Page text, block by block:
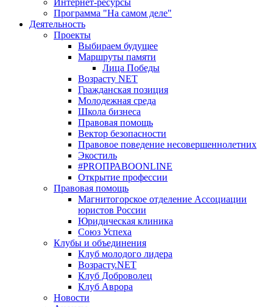
Интернет-ресурсы
Программа "На самом деле"
Деятельность
Проекты
Выбираем будущее
Маршруты памяти
Лица Победы
Возрасту NET
Гражданская позиция
Молодежная среда
Школа бизнеса
Правовая помощь
Вектор безопасности
Правовое поведение несовершеннолетних
Экостиль
#PROПРАВОONLINE
Открытие профессии
Правовая помощь
Магнитогорское отделение Ассоциации
юристов России
Юридическая клиника
Союз Успеха
Клубы и объединения
Клуб молодого лидера
Возрасту.NET
Клуб Доброволец
Клуб Аврора
Новости